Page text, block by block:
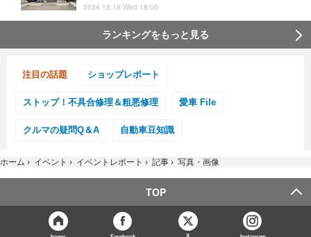
2024.12.18 Wed 18:00
ランキングをもっと見る
注目の話題 ショップレポート
ストップ！不具合修理＆粗悪修理 愛車 File
クルマの疑問Q＆A 自動車豆知識
ホーム › イベント › イベントレポート › 記事 › 写真・画像
TOP